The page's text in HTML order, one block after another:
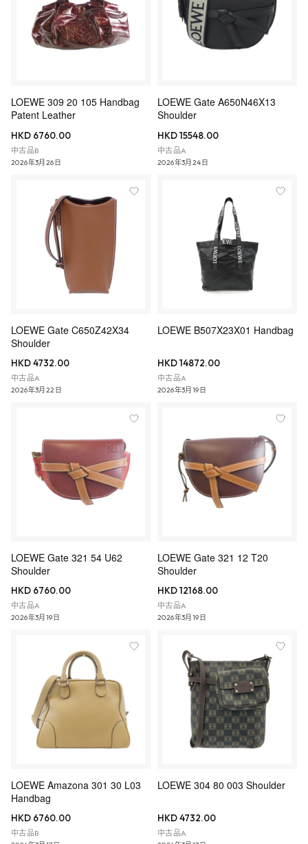
LOEWE 309 20 105 Handbag
Patent Leather
HKD 6760.00
中古品B
2026年3月26日
LOEWE Gate A650N46X13
Shoulder
HKD 15548.00
中古品A
2026年3月24日
LOEWE Gate C650Z42X34
Shoulder
HKD 4732.00
中古品A
2026年3月22日
LOEWE B507X23X01 Handbag
HKD 14872.00
中古品A
2026年3月19日
LOEWE Gate 321 54 U62
Shoulder
HKD 6760.00
中古品A
2026年3月19日
LOEWE Gate 321 12 T20
Shoulder
HKD 12168.00
中古品A
2026年3月19日
LOEWE Amazona 301 30 L03
Handbag
HKD 6760.00
中古品B
LOEWE 304 80 003 Shoulder
HKD 4732.00
中古品A